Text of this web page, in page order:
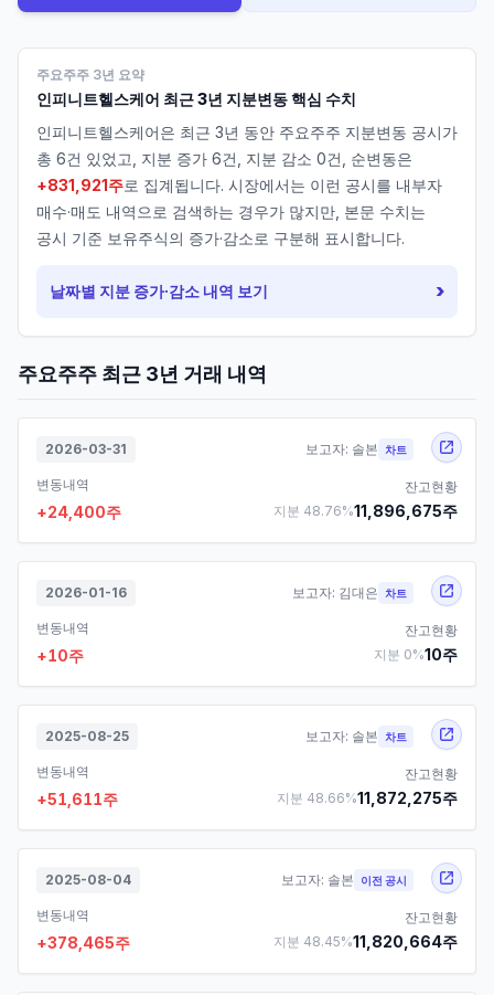
주요주주 3년 요약
인피니트헬스케어 최근 3년 지분변동 핵심 수치
인피니트헬스케어은 최근 3년 동안 주요주주 지분변동 공시가
총 6건 있었고, 지분 증가 6건, 지분 감소 0건, 순변동은
+831,921주로 집계됩니다. 시장에서는 이런 공시를 내부자
매수·매도 내역으로 검색하는 경우가 많지만, 본문 수치는
공시 기준 보유주식의 증가·감소로 구분해 표시합니다.
날짜별 지분 증가·감소 내역 보기 ›
주요주주 최근 3년 거래 내역
2026-03-31 보고자: 솔본 차트
변동내역
+24,400주
잔고현황
지분 48.76%11,896,675주
2026-01-16 보고자: 김대은 차트
변동내역
+10주
잔고현황
지분 0%10주
2025-08-25 보고자: 솔본 차트
변동내역
+51,611주
잔고현황
지분 48.66%11,872,275주
2025-08-04 보고자: 솔본 이전 공시
변동내역
+378,465주
잔고현황
지분 48.45%11,820,664주